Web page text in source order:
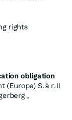
rights
obligation
(Europe) S.à r.ll
,